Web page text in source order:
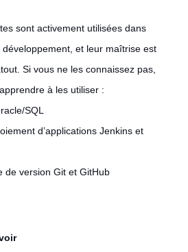
sont activement utilisées dans
et leur maîtrise est
Si vous ne les connaissez pas,
à les utiliser :
SQL
d’applications Jenkins et
version Git et GitHub